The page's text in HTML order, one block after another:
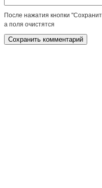
После нажатия кнопки
а поля очистятся